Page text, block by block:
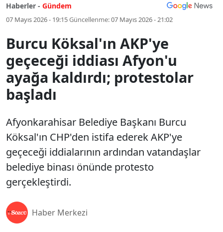
Haberler - Gündem
07 Mayıs 2026 - 19:15Güncellenme:07 Mayıs 2026 - 21:02
Burcu Köksal'ın AKP'ye
geçeceği iddiası Afyon'u
ayağa kaldırdı; protestolar
başladı
Afyonkarahisar Belediye Başkanı Burcu
Köksal'ın CHP'den istifa ederek AKP'ye
geçeceği iddialarının ardından vatandaşlar
belediye binası önünde protesto
gerçekleştirdi.
Haber Merkezi